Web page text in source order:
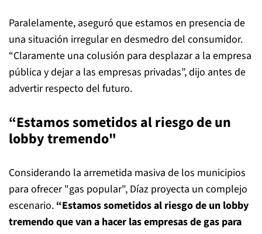
Paralelamente, aseguró que estamos en presencia de
una situación irregular en desmedro del consumidor.
“Claramente una colusión para desplazar a la empresa
pública y dejar a las empresas privadas”, dijo antes de
advertir respecto del futuro.
“Estamos sometidos al riesgo de un
lobby tremendo"
Considerando la arremetida masiva de los municipios
para ofrecer "gas popular", Díaz proyecta un complejo
escenario. “Estamos sometidos al riesgo de un lobby
tremendo que van a hacer las empresas de gas para